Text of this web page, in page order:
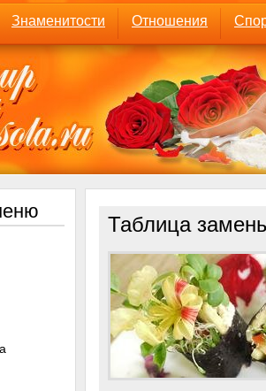
Знаменитости Отношения
Таблица